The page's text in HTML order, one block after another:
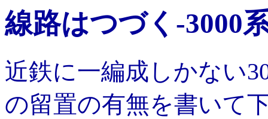
線路はつづく-3000
近鉄に一編成しかない
の留置の有無を書いて